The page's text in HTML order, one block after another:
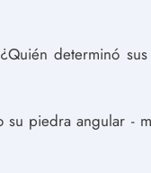
determinó
piedra angular -